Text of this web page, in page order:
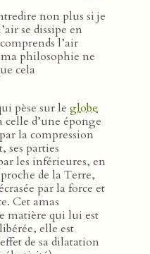
non plus si je
se dissipe en
l’air
philosophie ne
cela
pèse sur le globe
celle d’une éponge
la compression
ses parties
les inférieures, en
de la Terre,
par la force et
Cet amas
matière qui lui est
elle est
de sa dilatation